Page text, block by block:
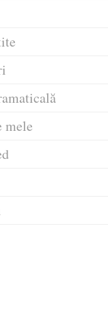
mele